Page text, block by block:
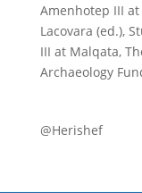
Amenhotep III
Lacovara (ed.),
III at Malqata,
Archaeology
@Herishef